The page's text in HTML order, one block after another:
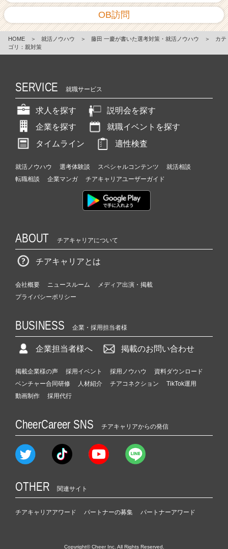
OB訪問
HOME ＞ 就活ノウハウ ＞ 藤田 一慶が書いた選考対策・就活ノウハウ ＞
カテ
ゴリ：親対策
SERVICE 就職サービス
求人を探す
説明会を探す
企業を探す
就職イベントを探す
タイムライン
適性検査
就活ノウハウ 選考体験談 スペシャルコンテンツ
就活相談
転職相談
企業マンガ チアキャリアユーザーガイド
ABOUT チアキャリアについて
チアキャリアとは
会社概要 ニュースルーム
メディア出演・掲載
プライバシーポリシー
BUSINESS 企業・採用担当者様
企業担当者様へ 掲載のお問い合わせ
掲載企業様の声 採用イベント 採用ノウハウ
資料ダウンロード
ベンチャー合同研修
人材紹介 チアコネクション
TikTok運用
動画制作
採用代行
CheerCareer SNS チアキャリアからの発信
OTHER 関連サイト
チアキャリアアワード パートナーの募集 パートナーアワード
Copyright© Cheer Inc. All Rights Reserved.